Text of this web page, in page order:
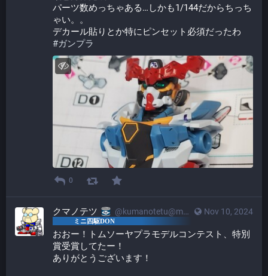
パーツ数めっちゃある…しかも1/144だからちっち
ゃい。。
デカール貼りとか特にピンセット必須だったわ
#ガンプラ
0
Nov 10, 2024
クマノテツ @kumanotetu@mstdn.mini4wd-engineer.com
おおー！トムソーヤプラモデルコンテスト、特別
賞受賞してたー！
ありがとうございます！